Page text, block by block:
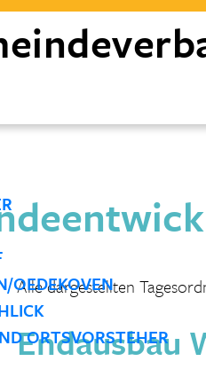
OEDEKOVEN
ORTSVORSTEHER
Alle dargestellten
Endausbau